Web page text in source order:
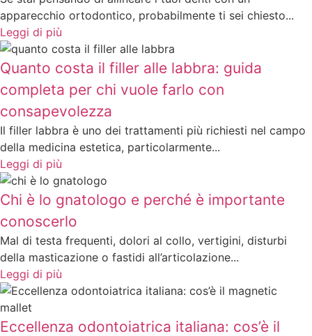
apparecchio ortodontico, probabilmente ti sei chiesto...
Leggi di più
Quanto costa il filler alle labbra: guida
completa per chi vuole farlo con
consapevolezza
Il filler labbra è uno dei trattamenti più richiesti nel campo
della medicina estetica, particolarmente...
Leggi di più
Chi è lo gnatologo e perché è importante
conoscerlo
Mal di testa frequenti, dolori al collo, vertigini, disturbi
della masticazione o fastidi all’articolazione...
Leggi di più
Eccellenza odontoiatrica italiana: cos’è il